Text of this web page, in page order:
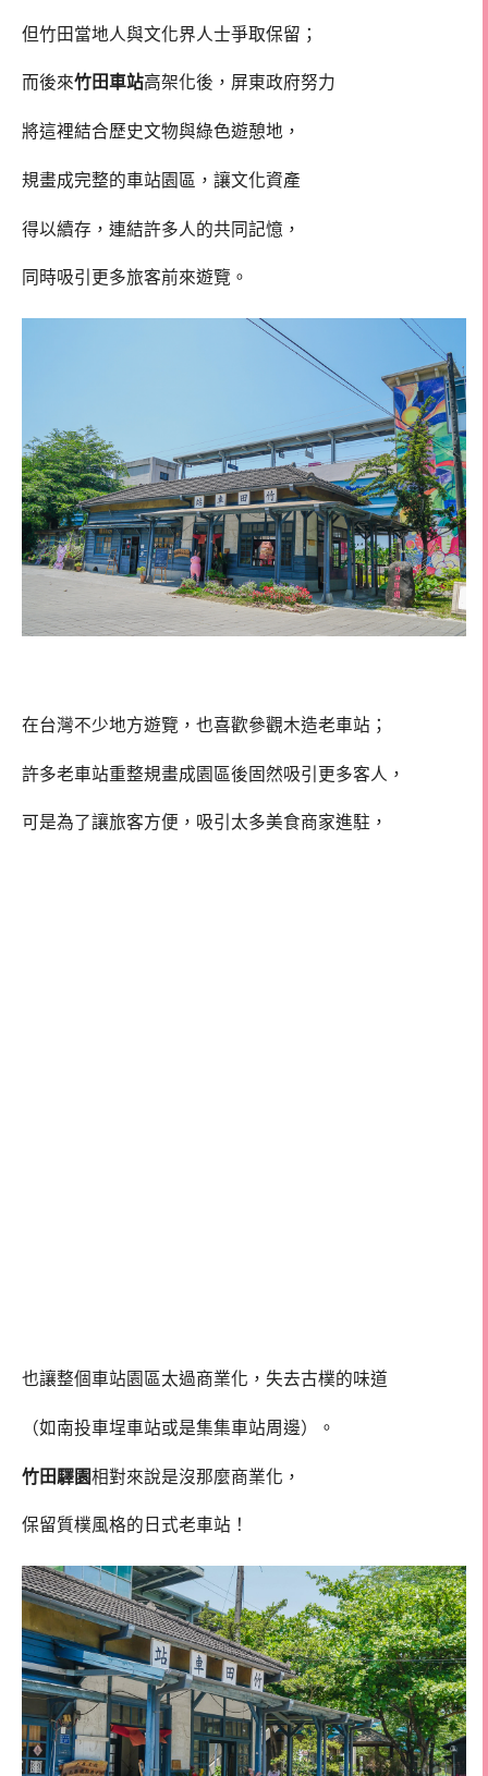
但竹田當地人與文化界人士爭取保留；
而後來竹田車站高架化後，屏東政府努力
將這裡結合歷史文物與綠色遊憩地，
規畫成完整的車站園區，讓文化資產
得以續存，連結許多人的共同記憶，
同時吸引更多旅客前來遊覽。
在台灣不少地方遊覽，也喜歡參觀木造老車站；
許多老車站重整規畫成園區後固然吸引更多客人，
可是為了讓旅客方便，吸引太多美食商家進駐，
也讓整個車站園區太過商業化，失去古樸的味道
（如南投車埕車站或是集集車站周邊）。
竹田驛園相對來說是沒那麼商業化，
保留質樸風格的日式老車站！